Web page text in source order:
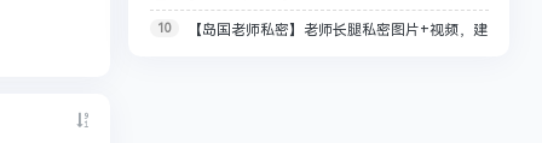
快
合集【25套带私密视频+17G】
10 【岛国老师私密】老师长腿私密图片+视频，建